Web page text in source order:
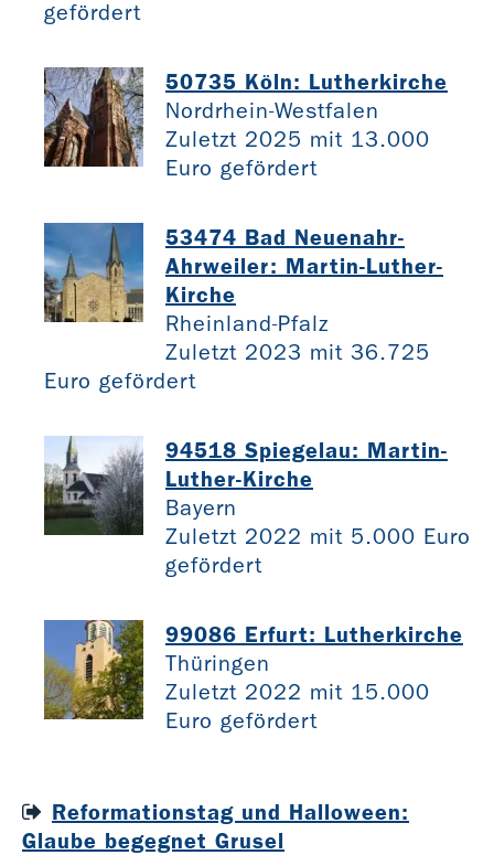
gefördert
50735 Köln: Lutherkirche
Nordrhein-Westfalen
Zuletzt 2025 mit 13.000
Euro gefördert
53474 Bad Neuenahr-
Ahrweiler: Martin-Luther-
Kirche
Rheinland-Pfalz
Zuletzt 2023 mit 36.725
Euro gefördert
94518 Spiegelau: Martin-
Luther-Kirche
Bayern
Zuletzt 2022 mit 5.000 Euro
gefördert
99086 Erfurt: Lutherkirche
Thüringen
Zuletzt 2022 mit 15.000
Euro gefördert
Reformationstag und Halloween:
Glaube begegnet Grusel